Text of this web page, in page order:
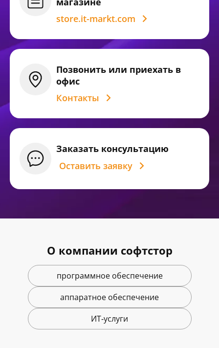
store.it-markt.com
Позвонить или приехать в
офис
Контакты
Заказать консультацию
Оставить заявку
О компании софтстор
программное обеспечение
аппаратное обеспечение
ИТ‑услуги